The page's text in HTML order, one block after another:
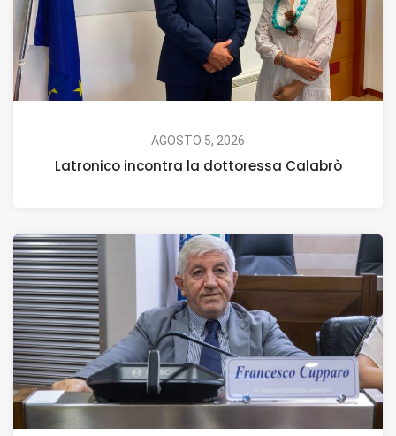
AGOSTO 5, 2026
Latronico incontra la dottoressa Calabrò